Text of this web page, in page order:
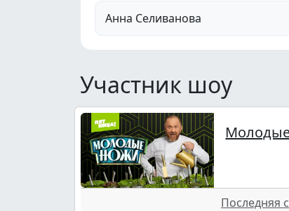
Анна Селиванова
Участник шоу
Последняя